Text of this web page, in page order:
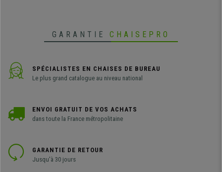
GARANTIE CHAISEPRO
SPÉCIALISTES EN CHAISES DE BUREAU
Le plus grand catalogue au niveau national
ENVOI GRATUIT DE VOS ACHATS
dans toute la France métropolitaine
GARANTIE DE RETOUR
Jusqu'à 30 jours